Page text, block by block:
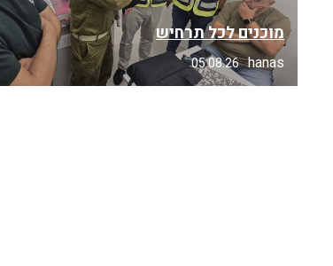
מוכנים לכל תרחיש
hanas
05.08.26